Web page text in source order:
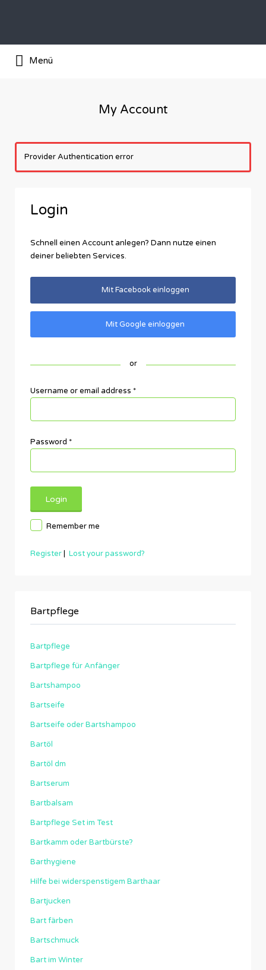
Das Barber-Shop Verzechnis
Menü
My Account
Provider Authentication error
Login
Schnell einen Account anlegen? Dann nutze einen
deiner beliebten Services.
Mit Facebook einloggen
Mit Google einloggen
or
Username or email address *
Password *
Remember me
Register| Lost your password?
Bartpflege
Bartpflege
Bartpflege für Anfänger
Bartshampoo
Bartseife
Bartseife oder Bartshampoo
Bartöl
Bartöl dm
Bartserum
Bartbalsam
Bartpflege Set im Test
Bartkamm oder Bartbürste?
Barthygiene
Hilfe bei widerspenstigem Barthaar
Bartjucken
Bart färben
Bartschmuck
Bart im Winter